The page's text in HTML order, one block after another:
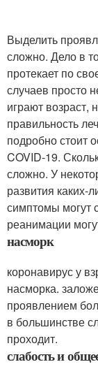
Выделить
сложно. Дело в
протекает по
случаев просто
играют возраст,
правильность
подробно стоит
COVID-19.
сложно. У
развития каких-
симптомы могут
реанимации
насморк
коронавирус у
насморка.
проявлением
в большинстве
проходит.
слабость и